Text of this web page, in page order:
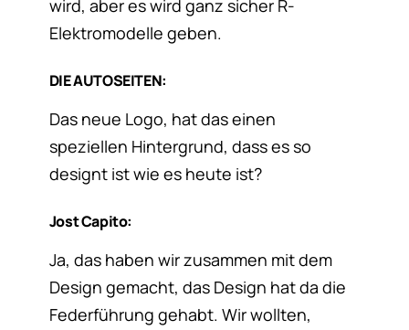
wird, aber es wird ganz sicher R-
Elektromodelle geben.
DIE AUTOSEITEN:
Das neue Logo, hat das einen
speziellen Hintergrund, dass es so
designt ist wie es heute ist?
Jost Capito:
Ja, das haben wir zusammen mit dem
Design gemacht, das Design hat da die
Federführung gehabt. Wir wollten,